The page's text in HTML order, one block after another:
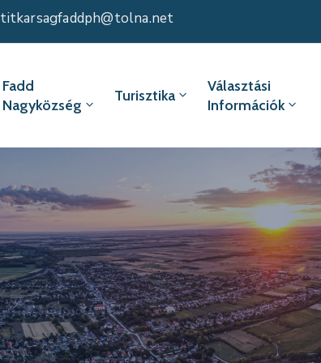
titkarsagfaddph@tolna.net
Fadd
Nagyközség
Turisztika
Választási
Információk